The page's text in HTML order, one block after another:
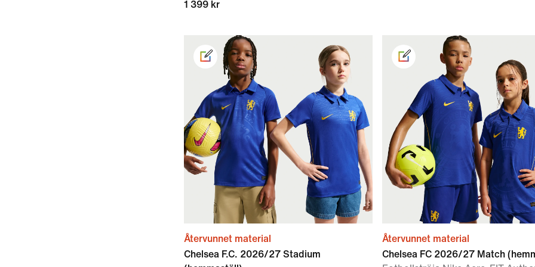
1 399 kr
Återvunnet material
Chelsea F.C. 2026/27 Stadium
Återvunnet material
Chelsea FC 2026/27 Match